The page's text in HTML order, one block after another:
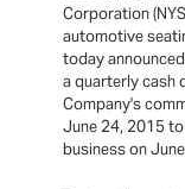
Corporation
automotive
today
a quarterly cash
Company's
June 24, 2015
business on